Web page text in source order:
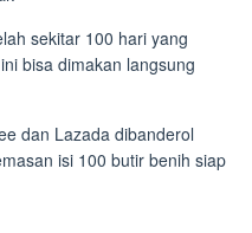
sekitar 100 hari yang
bisa dimakan langsung
dan Lazada dibanderol
isi 100 butir benih siap